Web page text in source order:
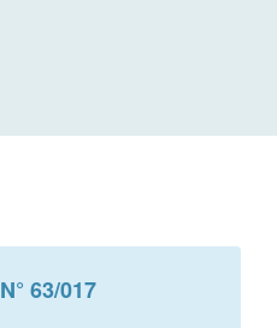
N° 63/017